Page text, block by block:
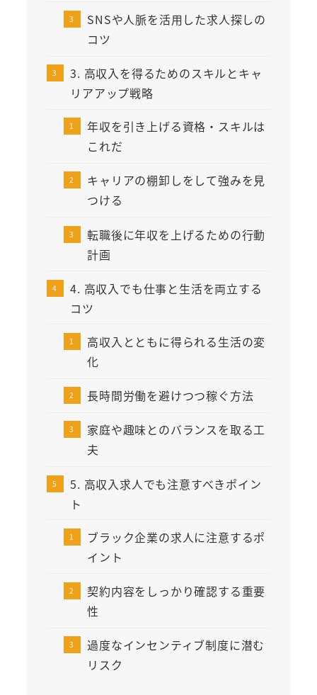
SNSや人脈を活用した求人探しの
コツ
3. 高収入を得るためのスキルとキャ
リアアップ戦略
年収を引き上げる資格・スキルは
これだ
キャリアの棚卸しをして強みを見
つける
転職後に年収を上げるための行動
計画
4. 高収入でも仕事と生活を両立する
コツ
高収入とともに得られる生活の変
化
長時間労働を避けつつ稼ぐ方法
家庭や趣味とのバランスを取る工
夫
5. 高収入求人でも注意すべきポイン
ト
ブラック企業の求人に注意するポ
イント
契約内容をしっかり確認する重要
性
過度なインセンティブ制度に潜む
リスク